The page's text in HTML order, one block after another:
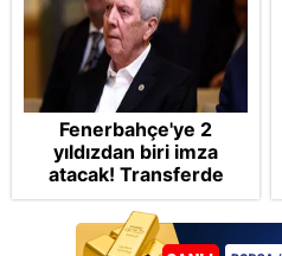
Fenerbahçe'ye 2
yıldızdan biri imza
atacak! Transferde
golcü harekatı...